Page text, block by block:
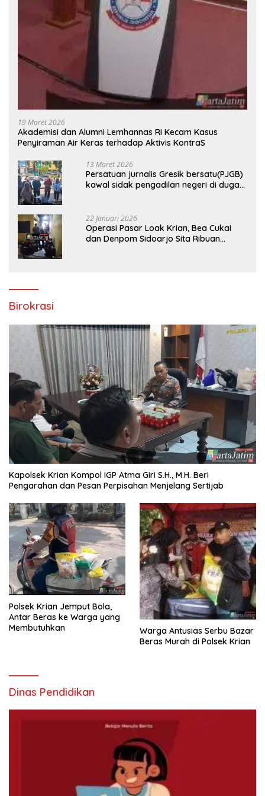
19 Maret 2026
Akademisi dan Alumni Lemhannas RI Kecam Kasus
Penyiraman Air Keras terhadap Aktivis KontraS
13 Maret 2026
Persatuan jurnalis Gresik bersatu(PJGB)
kawal sidak pengadilan negeri di duga
22 Januari 2026
Operasi Pasar Loak Krian, Bea Cukai
dan Denpom Sidoarjo Sita Ribuan
Birokrasi
Kapolsek Krian Kompol IGP Atma Giri S.H., M.H. Beri
Pengarahan dan Pesan Perpisahan Menjelang Sertijab
Polsek Krian Jemput Bola,
Antar Beras ke Warga yang
Membutuhkan
Warga Antusias Serbu Bazar
Beras Murah di Polsek Krian
Dinas Pendidikan